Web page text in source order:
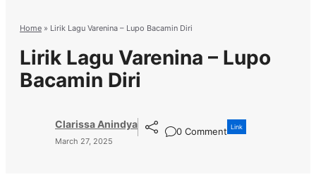
Home » Lirik Lagu Varenina – Lupo Bacamin Diri
Lirik Lagu Varenina – Lupo
Bacamin Diri
Clarissa Anindya
March 27, 2025
0 Comment Link